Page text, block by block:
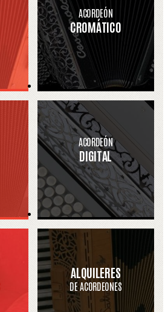
ACORDEÓN
CROMÁTICO
ACORDEÓN
DIGITAL
ALQUILERES
DE ACORDEONES